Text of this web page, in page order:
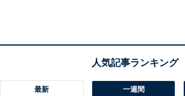
最新 一週間